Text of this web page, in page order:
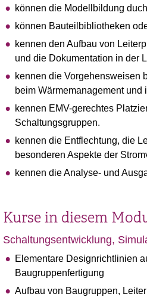
können die Modellbildung
können Bauteilbibliotheken
kennen den Aufbau von
und die Dokumentation in der
kennen die Vorgehensweisen
beim Wärmemanagement und
kennen EMV-gerechtes
Schaltungsgruppen.
kennen die Entflechtung, die
besonderen Aspekte der
kennen die Analyse- und
Kurse in diesem
Schaltungsentwicklung,
Elementare Designrichtlinien
Baugruppenfertigung
Aufbau von Baugruppen,